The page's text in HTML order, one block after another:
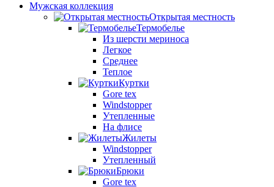
Мужская коллекция
Открытая местность
Термобелье
Из шерсти мериноса
Легкое
Среднее
Теплое
Куртки
Gore tex
Windstopper
Утепленные
На флисе
Жилеты
Windstopper
Утепленный
Брюки
Gore tex